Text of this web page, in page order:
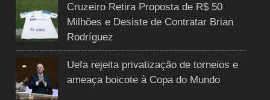
Cruzeiro Retira Proposta de R$ 50
Milhões e Desiste de Contratar Brian
Rodríguez
Uefa rejeita privatização de torneios e
ameaça boicote à Copa do Mundo